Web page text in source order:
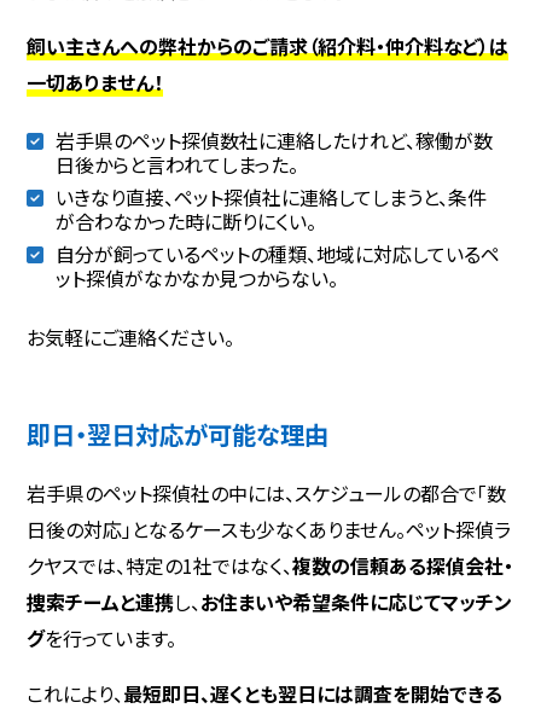
飼い主さんへの弊社からのご請求（紹介料・仲介料など）は
一切ありません！
岩手県のペット探偵数社に連絡したけれど、稼働が数
日後からと言われてしまった。
いきなり直接、ペット探偵社に連絡してしまうと、条件
が合わなかった時に断りにくい。
自分が飼っているペットの種類、地域に対応しているペ
ット探偵がなかなか見つからない。
お気軽にご連絡ください。
即日・翌日対応が可能な理由
岩手県のペット探偵社の中には、スケジュールの都合で「数
日後の対応」となるケースも少なくありません。ペット探偵ラ
クヤスでは、特定の1社ではなく、複数の信頼ある探偵会社・
捜索チームと連携し、お住まいや希望条件に応じてマッチン
グを行っています。
これにより、最短即日、遅くとも翌日には調査を開始できる